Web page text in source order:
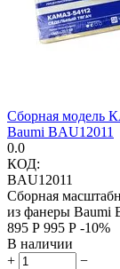
Сборная модель
Baumi BAU12011
0.0
КОД:
BAU12011
Сборная
из фанеры Baumi
‍895‍ Р ‍995‍ Р -10%
В наличии
+
−